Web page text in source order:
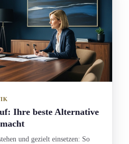
Ihre beste Alternative
und gezielt einsetzen: So